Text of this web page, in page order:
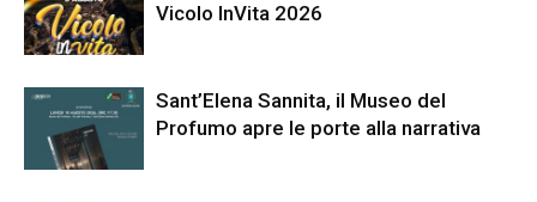
Vicolo InVita 2026
Sant’Elena Sannita, il Museo del
Profumo apre le porte alla narrativa